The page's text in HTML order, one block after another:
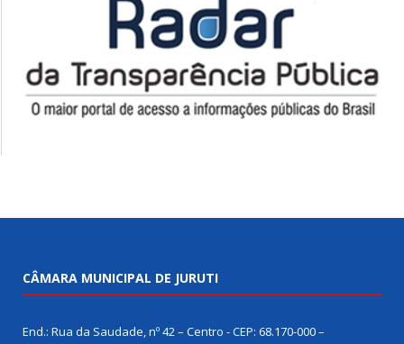
CÂMARA MUNICIPAL DE JURUTI
End.: Rua da Saudade, nº 42 – Centro - CEP: 68.170-000 –